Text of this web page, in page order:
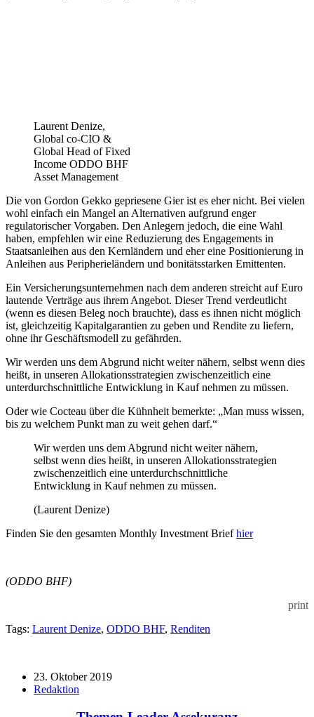
Laurent Denize,
Global co-CIO &
Global Head of Fixed
Income ODDO BHF
Asset Management
Die von Gordon Gekko gepriesene Gier ist es eher nicht. Bei vielen
wohl einfach ein Mangel an Alternativen aufgrund enger
regulatorischer Vorgaben. Den Anlegern jedoch, die eine Wahl
haben, empfehlen wir eine Reduzierung des Engagements in
Staatsanleihen aus den Kernländern und eher eine Positionierung in
Anleihen aus Peripherieländern und bonitätsstarken Emittenten.
Ein Versicherungsunternehmen nach dem anderen streicht auf Euro
lautende Verträge aus ihrem Angebot. Dieser Trend verdeutlicht
(wenn es diesen Beleg noch brauchte), dass es ihnen nicht möglich
ist, gleichzeitig Kapitalgarantien zu geben und Rendite zu liefern,
ohne ihr Geschäftsmodell zu gefährden.
Wir werden uns dem Abgrund nicht weiter nähern, selbst wenn dies
heißt, in unseren Allokationsstrategien zwischenzeitlich eine
unterdurchschnittliche Entwicklung in Kauf nehmen zu müssen.
Oder wie Cocteau über die Kühnheit bemerkte: „Man muss wissen,
bis zu welchem Punkt man zu weit gehen darf.“
Wir werden uns dem Abgrund nicht weiter nähern,
selbst wenn dies heißt, in unseren Allokationsstrategien
zwischenzeitlich eine unterdurchschnittliche
Entwicklung in Kauf nehmen zu müssen.
(Laurent Denize)
Finden Sie den gesamten Monthly Investment Briefhier
(ODDO BHF)
print
Tags: Laurent Denize, ODDO BHF, Renditen
23. Oktober 2019
Redaktion